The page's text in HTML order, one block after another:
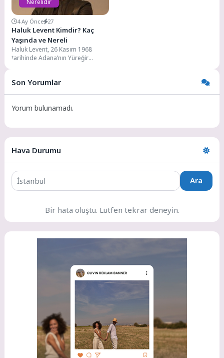
Nerelidir
4 Ay Önce 27
Haluk Levent Kimdir? Kaç
Yaşında ve Nereli
Haluk Levent, 26 Kasım 1968
tarihinde Adana’nın Yüreğir
Okulu’nda...
Son Yorumlar
Yorum bulunamadı.
Hava Durumu
Ara
Bir hata oluştu. Lütfen tekrar deneyin.